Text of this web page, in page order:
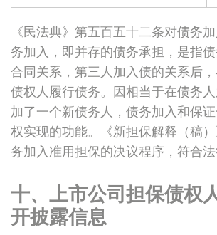
《民法典》第五百五十二条对债务
务加入，即并存的债务承担，是指
合同关系，第三人加入债的关系后
债权人履行债务。因相当于在债务
加了一个新债务人，债务加入和保
权实现的功能。《新担保解释（稿
务加入准用担保的决议程序，符合法
十、上市公司担保债权
开披露信息